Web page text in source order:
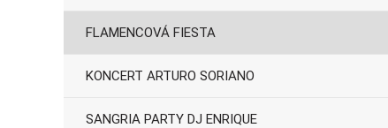
FLAMENCOVÁ FIESTA
KONCERT ARTURO SORIANO
SANGRIA PARTY DJ ENRIQUE